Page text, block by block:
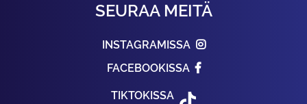
SEURAA MEITÄ
INSTAGRAMISSA
FACEBOOKISSA
TIKTOKISSA